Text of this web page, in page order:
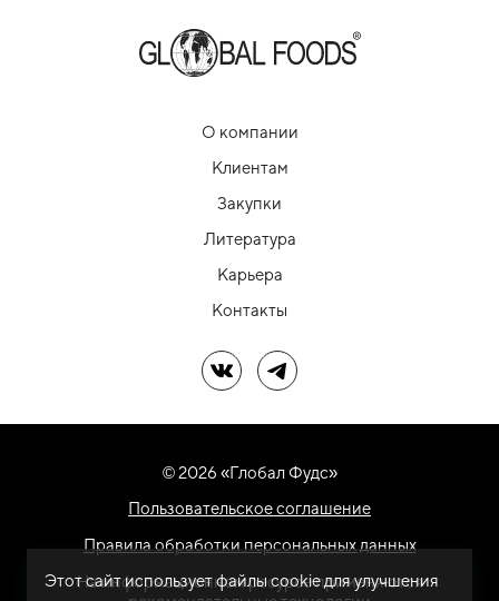
О компании
Клиентам
Закупки
Литература
Карьера
Контакты
Мы в ВКМы в Telegram
© 2026 «Глобал Фудс»
Пользовательское соглашение
Правила обработки персональных данных
На информационном ресурсе применяются
Этот сайт использует файлы cookie для улучшения